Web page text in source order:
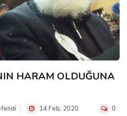
HARAM OLDUĞUNA
14 Feb, 2020 0